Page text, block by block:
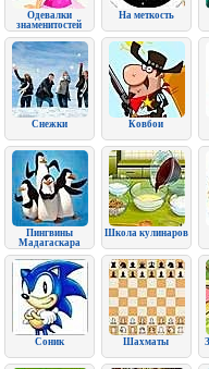
Одевалки
знаменитостей
На меткость
Снежки Ковбои
Пингвины
Мадагаскара
Школа кулинаров
Соник Шахматы